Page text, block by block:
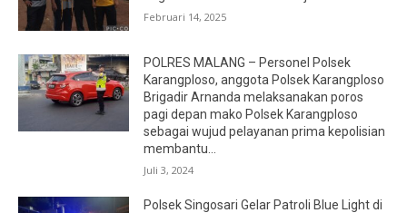
Februari 14, 2025
POLRES MALANG – Personel Polsek
Karangploso, anggota Polsek Karangploso
Brigadir Arnanda melaksanakan poros
pagi depan mako Polsek Karangploso
sebagai wujud pelayanan prima kepolisian
membantu...
Juli 3, 2024
Polsek Singosari Gelar Patroli Blue Light di